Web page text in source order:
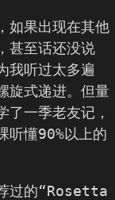
如果出现在其他
甚至话还没说
我听过太多遍
旋式递进。但量
了一季老友记，
听懂90%以上的
过的“Rosetta